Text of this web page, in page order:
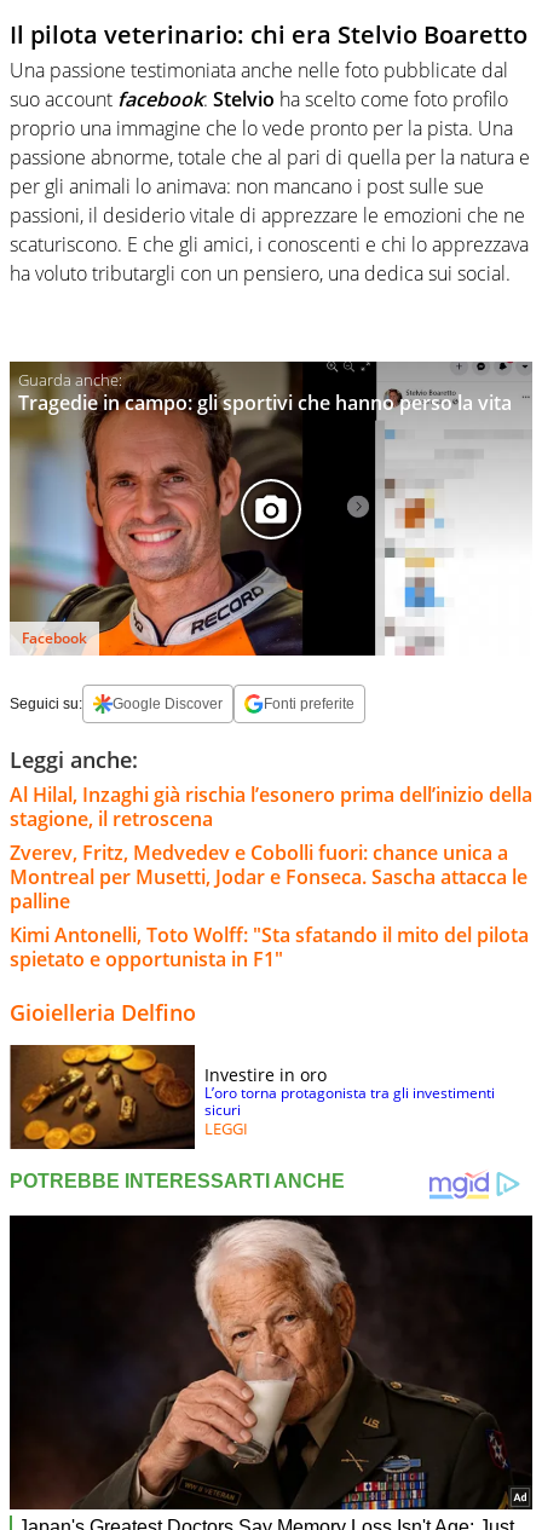
Il pilota veterinario: chi era Stelvio Boaretto
Una passione testimoniata anche nelle foto pubblicate dal
suo account facebook: Stelvio ha scelto come foto profilo
proprio una immagine che lo vede pronto per la pista. Una
passione abnorme, totale che al pari di quella per la natura e
per gli animali lo animava: non mancano i post sulle sue
passioni, il desiderio vitale di apprezzare le emozioni che ne
scaturiscono. E che gli amici, i conoscenti e chi lo apprezzava
ha voluto tributargli con un pensiero, una dedica sui social.
Tragedie in campo: gli sportivi che hanno perso la vita
Facebook
Seguici su: Google Discover Fonti preferite
Leggi anche:
Al Hilal, Inzaghi già rischia l’esonero prima dell’inizio della
stagione, il retroscena
Zverev, Fritz, Medvedev e Cobolli fuori: chance unica a
Montreal per Musetti, Jodar e Fonseca. Sascha attacca le
palline
Kimi Antonelli, Toto Wolff: "Sta sfatando il mito del pilota
spietato e opportunista in F1"
Gioielleria Delfino
Investire in oro
L’oro torna protagonista tra gli investimenti
sicuri
LEGGI